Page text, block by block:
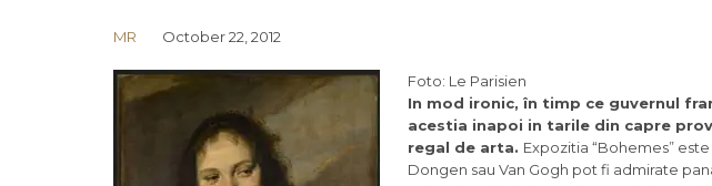
MR October 22, 2012
Foto: Le Parisien
In mod ironic, în timp ce guvernul
acestia inapoi in tarile din capre
regal de arta. Expozitia “Bohemes”
Dongen sau Van Gogh pot fi admirate